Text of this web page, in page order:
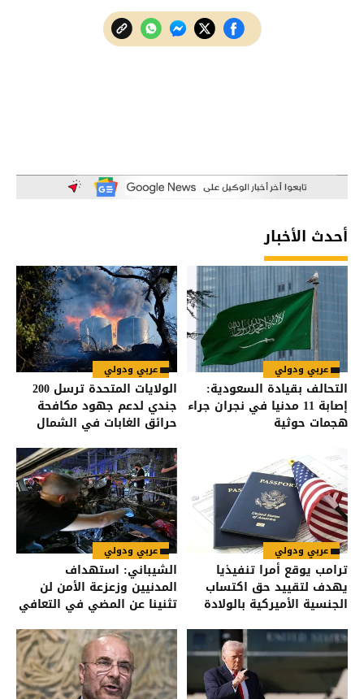
أحدث الأخبار
عربي ودولي
التحالف بقيادة السعودية:
إصابة 11 مدنيا في نجران جراء
هجمات حوثية
عربي ودولي
الولايات المتحدة ترسل 200
جندي لدعم جهود مكافحة
حرائق الغابات في الشمال
عربي ودولي
ترامب يوقع أمرا تنفيذيا
يهدف لتقييد حق اكتساب
الجنسية الأميركية بالولادة
عربي ودولي
الشيباني: استهداف
المدنيين وزعزعة الأمن لن
تثنينا عن المضي في التعافي